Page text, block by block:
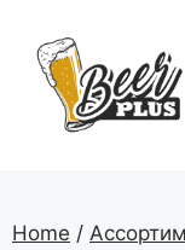
Home /